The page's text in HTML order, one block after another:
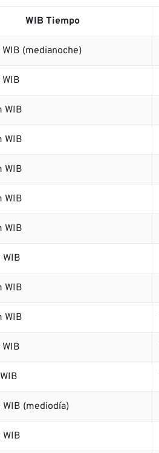
WIB Tiempo
(medianoche)
WIB
WIB
WIB
WIB
WIB
WIB
WIB
WIB
(mediodía)
WIB